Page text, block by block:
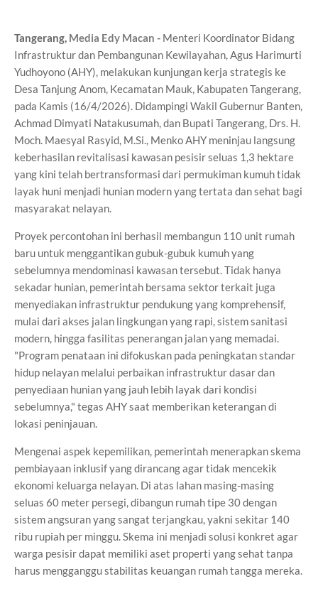
Tangerang, Media Edy Macan - Menteri Koordinator Bidang
Infrastruktur dan Pembangunan Kewilayahan, Agus Harimurti
Yudhoyono (AHY), melakukan kunjungan kerja strategis ke
Desa Tanjung Anom, Kecamatan Mauk, Kabupaten Tangerang,
pada Kamis (16/4/2026). Didampingi Wakil Gubernur Banten,
Achmad Dimyati Natakusumah, dan Bupati Tangerang, Drs. H.
Moch. Maesyal Rasyid, M.Si., Menko AHY meninjau langsung
keberhasilan revitalisasi kawasan pesisir seluas 1,3 hektare
yang kini telah bertransformasi dari permukiman kumuh tidak
layak huni menjadi hunian modern yang tertata dan sehat bagi
masyarakat nelayan.
Proyek percontohan ini berhasil membangun 110 unit rumah
baru untuk menggantikan gubuk-gubuk kumuh yang
sebelumnya mendominasi kawasan tersebut. Tidak hanya
sekadar hunian, pemerintah bersama sektor terkait juga
menyediakan infrastruktur pendukung yang komprehensif,
mulai dari akses jalan lingkungan yang rapi, sistem sanitasi
modern, hingga fasilitas penerangan jalan yang memadai.
"Program penataan ini difokuskan pada peningkatan standar
hidup nelayan melalui perbaikan infrastruktur dasar dan
penyediaan hunian yang jauh lebih layak dari kondisi
sebelumnya," tegas AHY saat memberikan keterangan di
lokasi peninjauan.
Mengenai aspek kepemilikan, pemerintah menerapkan skema
pembiayaan inklusif yang dirancang agar tidak mencekik
ekonomi keluarga nelayan. Di atas lahan masing-masing
seluas 60 meter persegi, dibangun rumah tipe 30 dengan
sistem angsuran yang sangat terjangkau, yakni sekitar 140
ribu rupiah per minggu. Skema ini menjadi solusi konkret agar
warga pesisir dapat memiliki aset properti yang sehat tanpa
harus mengganggu stabilitas keuangan rumah tangga mereka.